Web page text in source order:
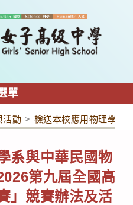
單
活動 > 檢送本校應用物理學系
系與中華民國物
第九屆全國高
」競賽辦法及活